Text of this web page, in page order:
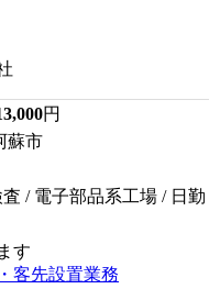
円
蘇市
/ 電子部品系工場 / 日勤
す